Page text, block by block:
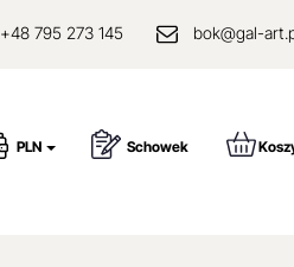
+48 795 273 145 bok@gal-
PLN Schowek